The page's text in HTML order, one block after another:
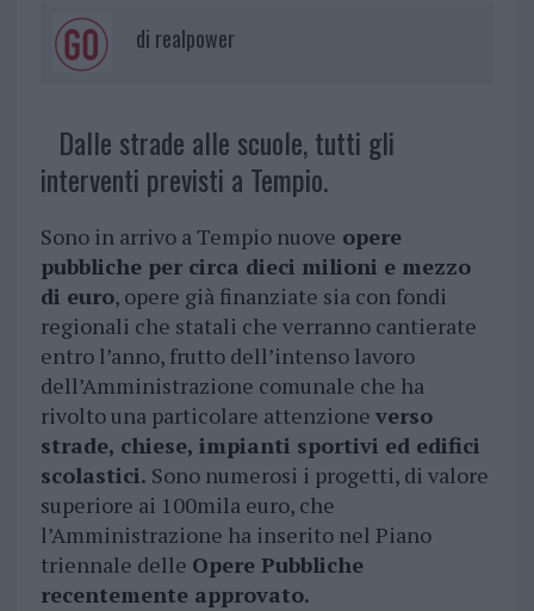
di realpower
Dalle strade alle scuole, tutti gli
interventi previsti a Tempio.
Sono in arrivo a Tempio nuove opere
pubbliche per circa dieci milioni e mezzo
di euro, opere già finanziate sia con fondi
regionali che statali che verranno cantierate
entro l’anno, frutto dell’intenso lavoro
dell’Amministrazione comunale che ha
rivolto una particolare attenzione verso
strade, chiese, impianti sportivi ed edifici
scolastici. Sono numerosi i progetti, di valore
superiore ai 100mila euro, che
l’Amministrazione ha inserito nel Piano
triennale delle Opere Pubbliche
recentemente approvato.